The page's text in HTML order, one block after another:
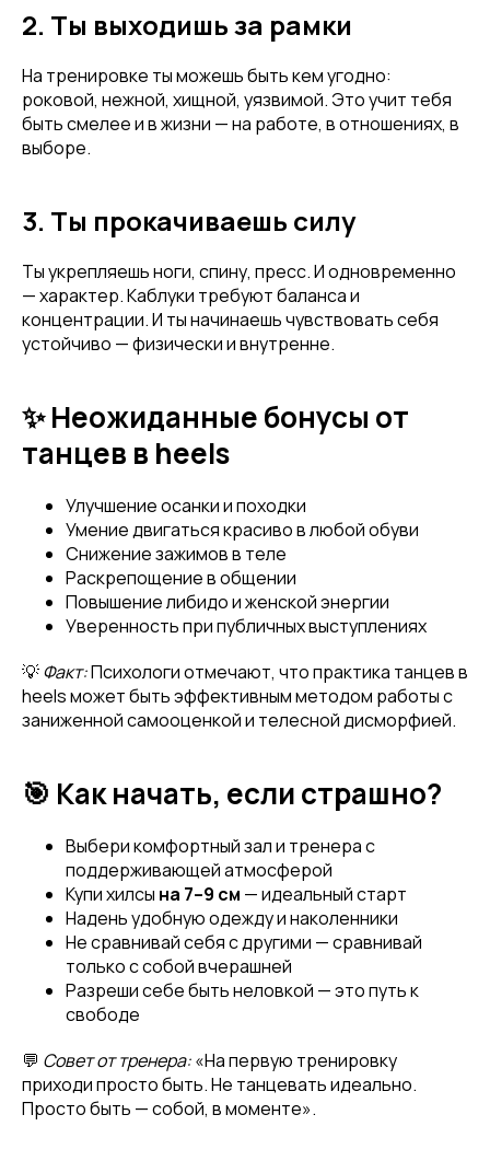
2. Ты выходишь за рамки
На тренировке ты можешь быть кем угодно:
роковой, нежной, хищной, уязвимой. Это учит тебя
быть смелее и в жизни — на работе, в отношениях, в
выборе.
3. Ты прокачиваешь силу
Ты укрепляешь ноги, спину, пресс. И одновременно
— характер. Каблуки требуют баланса и
концентрации. И ты начинаешь чувствовать себя
устойчиво — физически и внутренне.
✨ Неожиданные бонусы от
танцев в heels
Улучшение осанки и походки
Умение двигаться красиво в любой обуви
Снижение зажимов в теле
Раскрепощение в общении
Повышение либидо и женской энергии
Уверенность при публичных выступлениях
💡Факт:Психологи отмечают, что практика танцев в
heels может быть эффективным методом работы с
заниженной самооценкой и телесной дисморфией.
🎯 Как начать, если страшно?
Выбери комфортный зал и тренера с
поддерживающей атмосферой
Купи хилсы на 7–9 см — идеальный старт
Надень удобную одежду и наколенники
Не сравнивай себя с другими — сравнивай
только с собой вчерашней
Разреши себе быть неловкой — это путь к
свободе
💬 Совет от тренера:«На первую тренировку
приходи просто быть. Не танцевать идеально.
Просто быть — собой, в моменте».